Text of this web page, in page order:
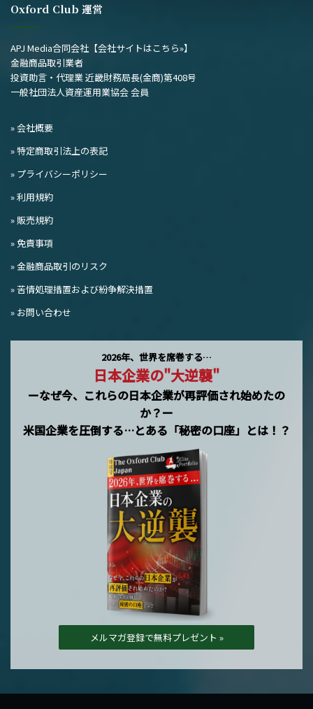
Oxford Club 運営
APJ Media合同会社 【会社サイトはこちら»】
金融商品取引業者
投資助言・代理業 近畿財務局長(金商)第408号
一般社団法人資産運用業協会 会員
» 会社概要
» 特定商取引法上の表記
» プライバシーポリシー
» 利用規約
» 販売規約
» 免責事項
» 金融商品取引のリスク
» 苦情処理措置および紛争解決措置
» お問い合わせ
2026年、世界を席巻する…
日本企業の"大逆襲"
ーなぜ今、これらの日本企業が再評価され始めたの
か？ー
米国企業を圧倒する…とある「秘密の口座」とは！？
メルマガ登録で無料プレゼント »